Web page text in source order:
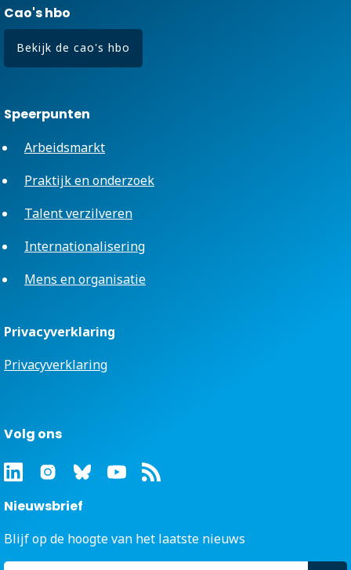
Cao's hbo
Bekijk de cao's hbo
Speerpunten
Arbeidsmarkt
Praktijk en onderzoek
Talent verzilveren
Internationalisering
Mens en organisatie
Privacyverklaring
Privacyverklaring
Volg ons
Nieuwsbrief
Blijf op de hoogte van het laatste nieuws